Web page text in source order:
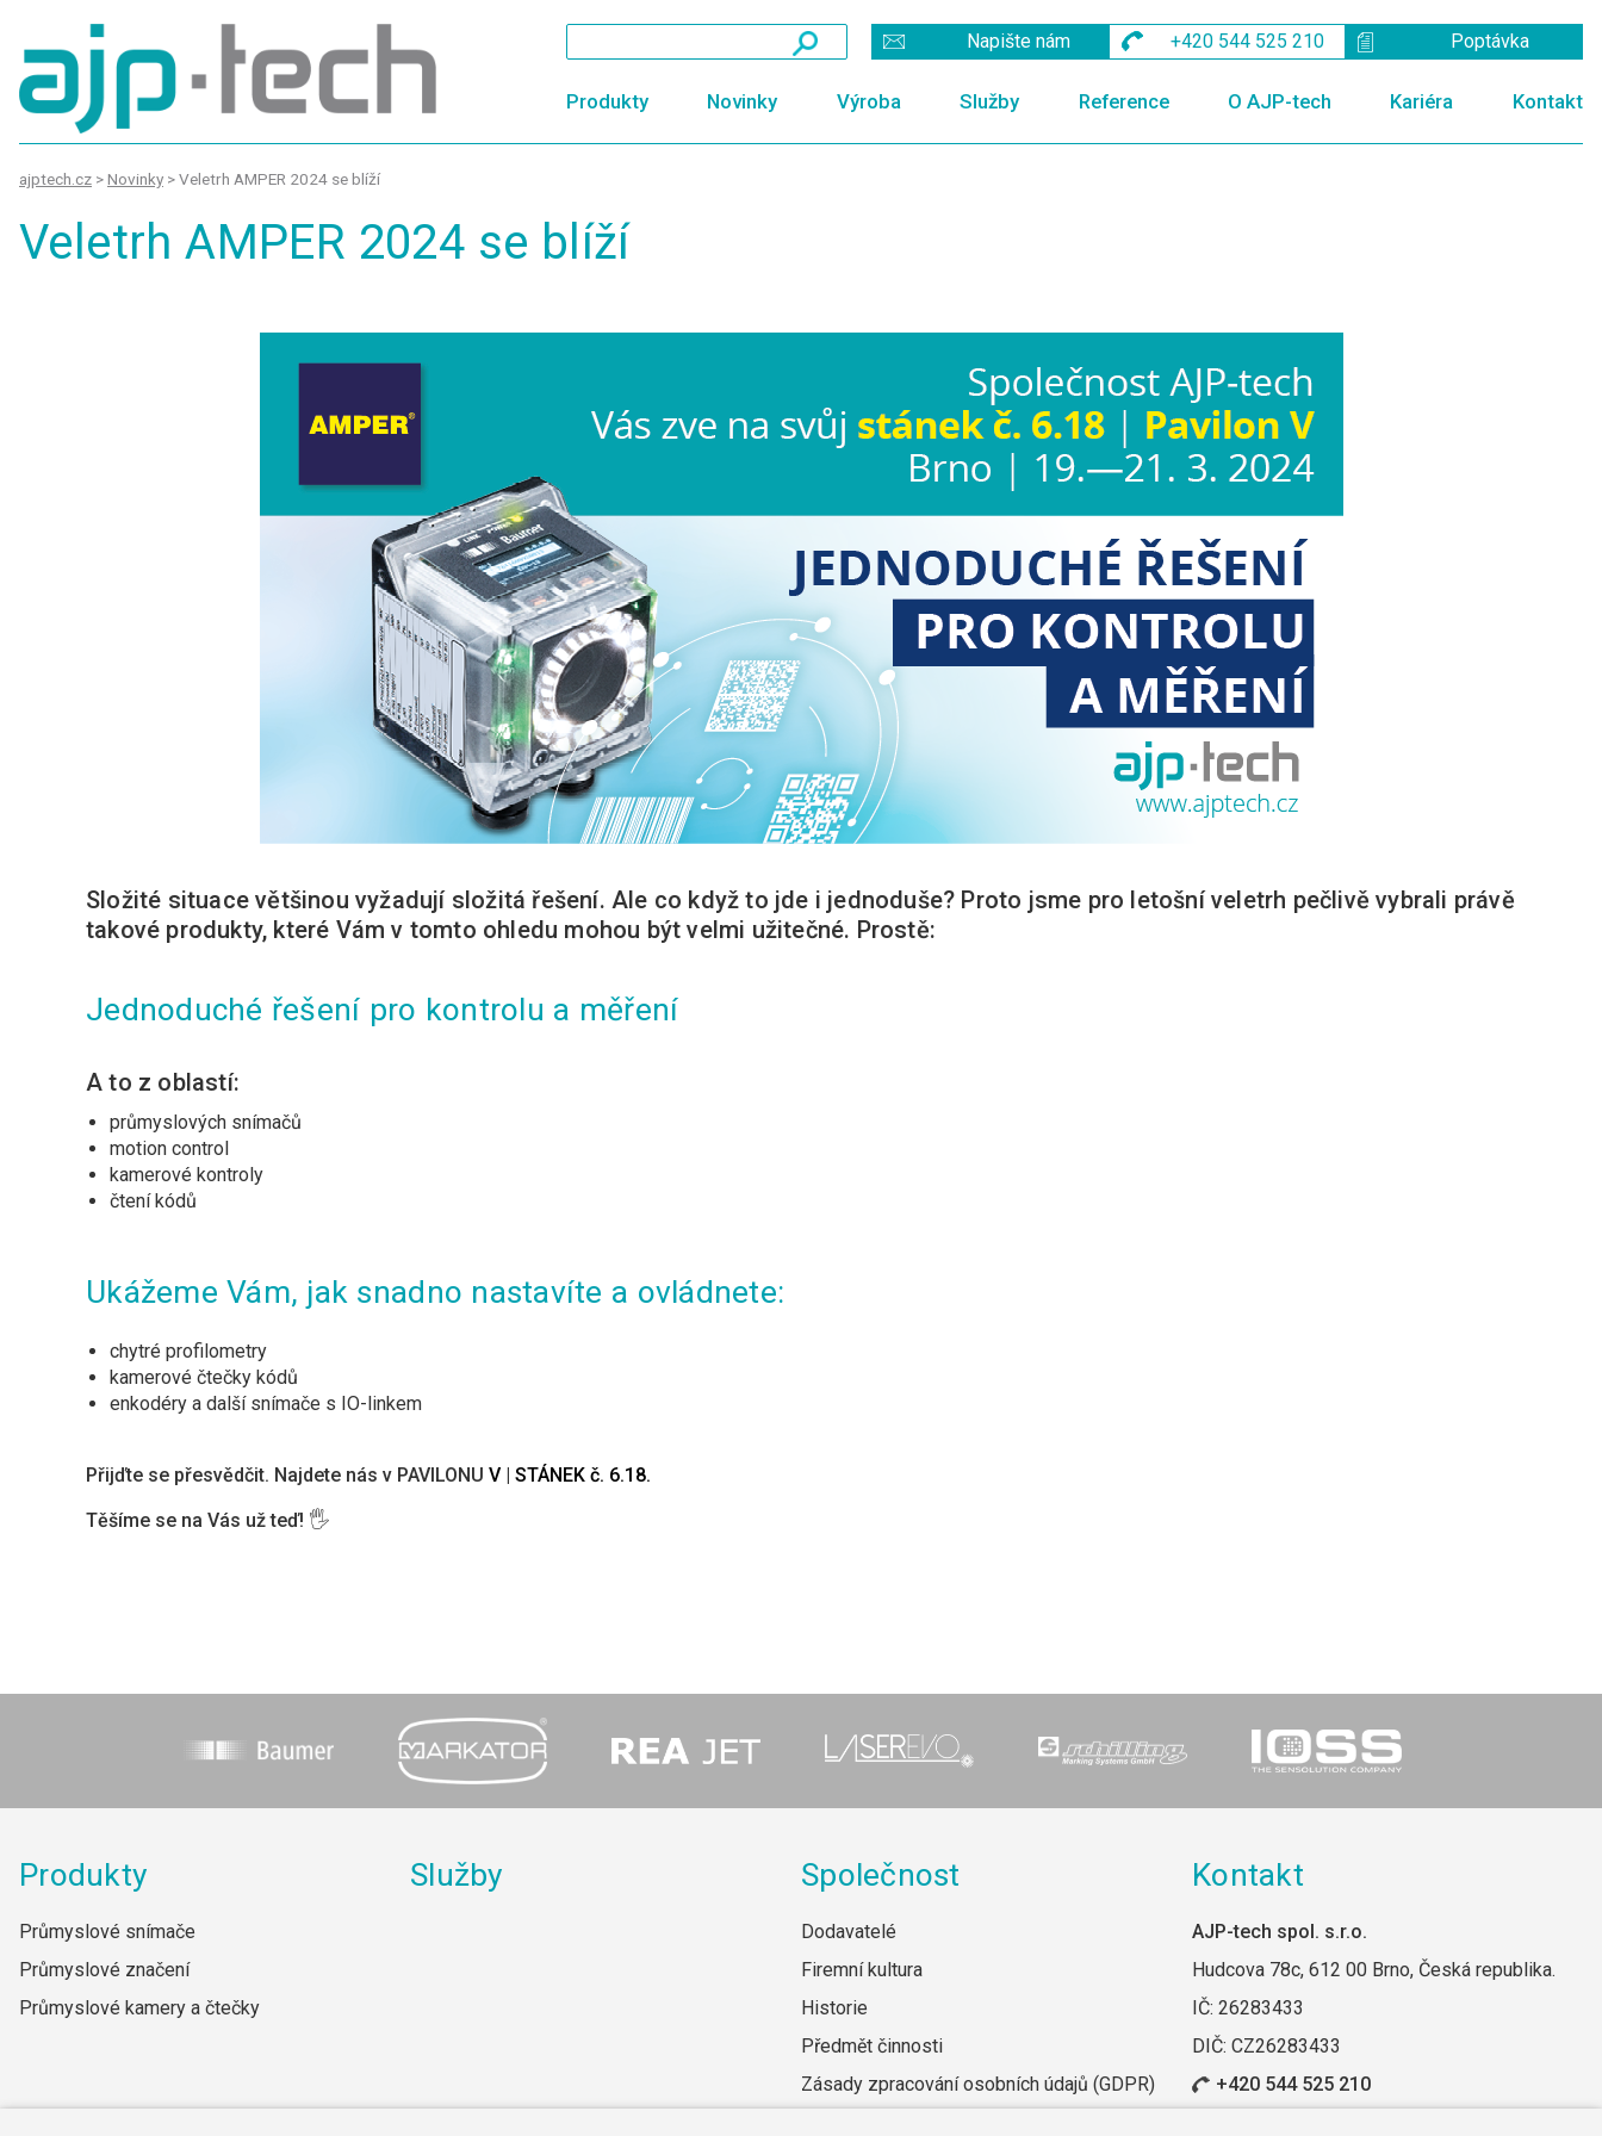
Poptávka
+420 544 525 210
Napište nám
Produkty Novinky Výroba Služby Reference O AJP-tech Kariéra Kontakt
ajptech.cz >Novinky >Veletrh AMPER 2024 se blíží
Veletrh AMPER 2024 se blíží
Složité situace většinou vyžadují složitá řešení. Ale co když to jde i jednoduše? Proto jsme pro letošní veletrh pečlivě vybrali právě
takové produkty, které Vám v tomto ohledu mohou být velmi užitečné. Prostě:
Jednoduché řešení pro kontrolu a měření
A to z oblastí:
průmyslových snímačů
motion control
kamerové kontroly
čtení kódů
Ukážeme Vám, jak snadno nastavíte a ovládnete:
chytré profilometry
kamerové čtečky kódů
enkodéry a další snímače s IO-linkem
Přijďte se přesvědčit. Najdete nás v PAVILONU V
STÁNEK č. 6.18.
Těšíme se na Vás už teď! 🖐
Produkty
Průmyslové snímače
Průmyslové značení
Průmyslové kamery a čtečky
Služby Společnost
Dodavatelé
Firemní kultura
Historie
Předmět činnosti
Zásady zpracování osobních údajů (GDPR)
Kontakt
AJP-tech spol. s.r.o.
Hudcova 78c, 612 00 Brno, Česká republika.
IČ: 26283433
DIČ: CZ26283433
+420 544 525 210